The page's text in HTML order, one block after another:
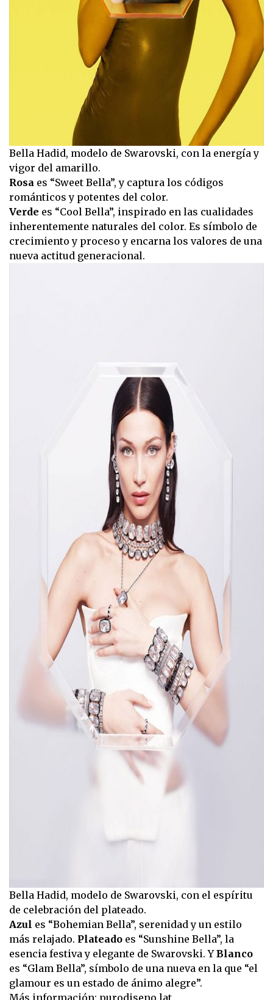
Bella Hadid, modelo de Swarovski, con la energía y
vigor del amarillo.
Rosa es “Sweet Bella”, y captura los códigos
románticos y potentes del color.
Verde es “Cool Bella”, inspirado en las cualidades
inherentemente naturales del color. Es símbolo de
crecimiento y proceso y encarna los valores de una
nueva actitud generacional.
Bella Hadid, modelo de Swarovski, con el espíritu
de celebración del plateado.
Azul es “Bohemian Bella”, serenidad y un estilo
más relajado. Plateado es “Sunshine Bella”, la
esencia festiva y elegante de Swarovski. YBlanco
es “Glam Bella”, símbolo de una nueva en la que “el
glamour es un estado de ánimo alegre”.